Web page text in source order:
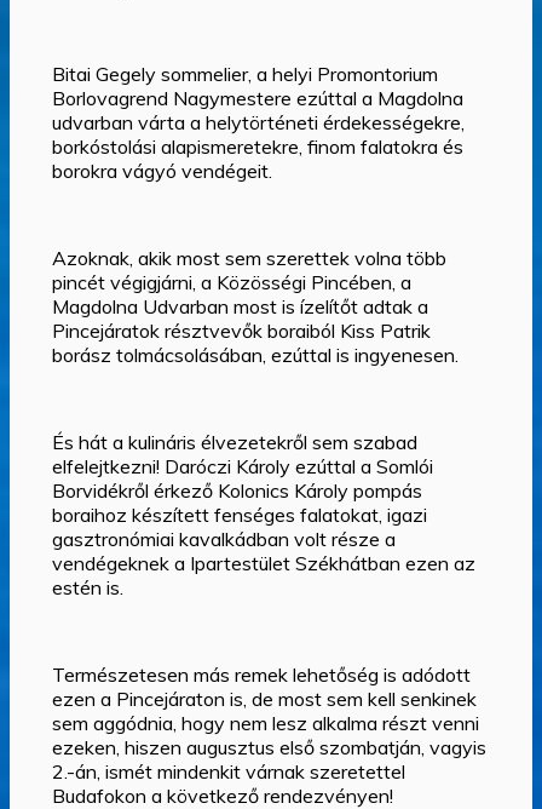
Bitai Gegely sommelier, a helyi Promontorium
Borlovagrend Nagymestere ezúttal a Magdolna
udvarban várta a helytörténeti érdekességekre,
borkóstolási alapismeretekre, finom falatokra és
borokra vágyó vendégeit.
Azoknak, akik most sem szerettek volna több
pincét végigjárni, a Közösségi Pincében, a
Magdolna Udvarban most is ízelítőt adtak a
Pincejáratok résztvevők boraiból Kiss Patrik
borász tolmácsolásában, ezúttal is ingyenesen.
És hát a kulináris élvezetekről sem szabad
elfelejtkezni! Daróczi Károly ezúttal a Somlói
Borvidékről érkező Kolonics Károly pompás
boraihoz készített fenséges falatokat, igazi
gasztronómiai kavalkádban volt része a
vendégeknek a Ipartestület Székhátban ezen az
estén is.
Természetesen más remek lehetőség is adódott
ezen a Pincejáraton is, de most sem kell senkinek
sem aggódnia, hogy nem lesz alkalma részt venni
ezeken, hiszen augusztus első szombatján, vagyis
2.-án, ismét mindenkit várnak szeretettel
Budafokon a következő rendezvényen!